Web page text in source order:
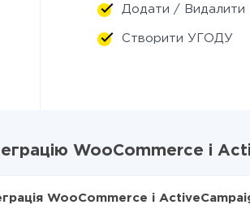
Додати /
Створити УГОДУ
WooCommerce і
WooCommerce і